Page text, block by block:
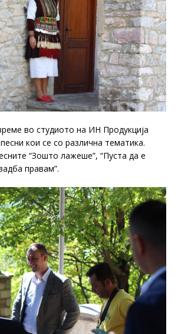
во студиото на ИН Продукција
кои се со различна тематика.
“Зошто лажеше”, “Пуста да е
правам”.